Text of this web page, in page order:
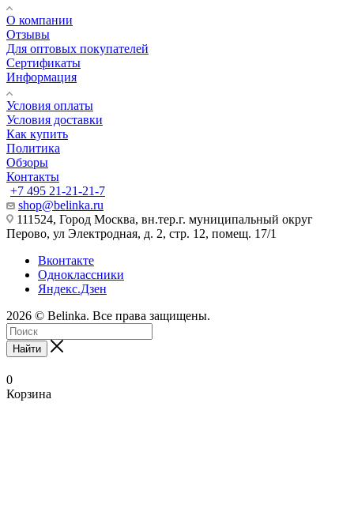
О компании
Отзывы
Для оптовых покупателей
Сертификаты
Информация
Условия оплаты
Условия доставки
Как купить
Политика
Обзоры
Контакты
+7 495 21-21-21-7
shop@belinka.ru
111524, Город Москва, вн.тер.г. муниципальный округ
Перово, ул Электродная, д. 2, стр. 12, помещ. 17/1
Вконтакте
Одноклассники
Яндекс.Дзен
2026 © Belinka. Все права защищены.
Найти
0
Корзина